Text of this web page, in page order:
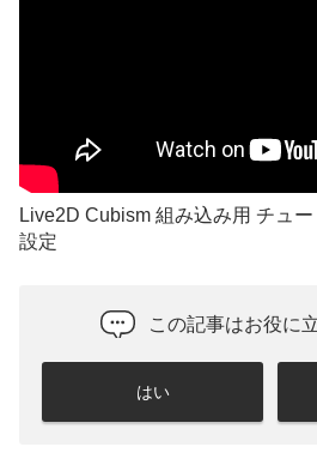
Live2D Cubism 組み込み用 チュ
設定
この記事はお役に
はい